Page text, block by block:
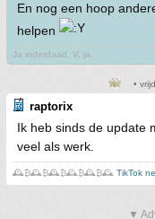
En nog een hoop
helpen
Ja inderdaad, V. ja.
•
raptorix
Ik heb sinds de update
veel als werk.
🕰️₿🕰️₿🕰️₿🕰️₿🕰️₿🕰️ TikTok
▼